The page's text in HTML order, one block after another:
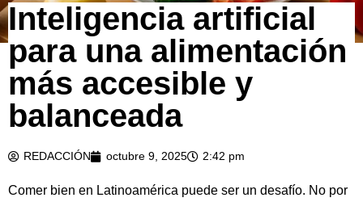
Inteligencia artificial
para una alimentación
más accesible y
balanceada
REDACCIÓN octubre 9, 2025 2:42 pm
Comer bien en Latinoamérica puede ser un desafío. No por